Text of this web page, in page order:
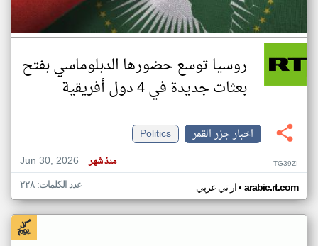
روسيا توسع حضورها الدبلوماسي بفتح
بعثات جديدة في 4 دول أفريقية
اخبار جزر القمر
Politics
Jun 30, 2026
منذ شهر TG39ZI
ار تي عربي• arabic.rt.com عدد الكلمات: ٢٢٨